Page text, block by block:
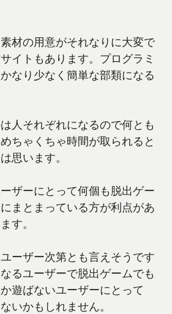
材の用意がそれなりに大変で
イトもあります。プログラミ
なり少なく簡単な部類になる
人それぞれになるので何とも
ちゃくちゃ時間が取られると
思います。
ザーにとって何個も脱出ゲー
まとまっている方が利点があ
す。
ーザー次第とも言えそうです
るユーザーで脱出ゲームでも
遊ばないユーザーにとって
いかもしれません。